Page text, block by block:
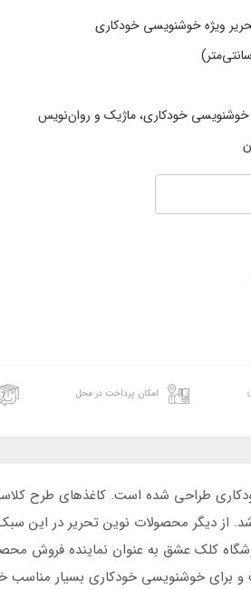
ویژه خوشنویسی خودکاری
خوشنویسی خودکاری، ماژیک و روان‌نویس
امکان پرداخت در محل
طراحی شده است. کاغذهای طرح
کلک عشق به عنوان نماینده فروش